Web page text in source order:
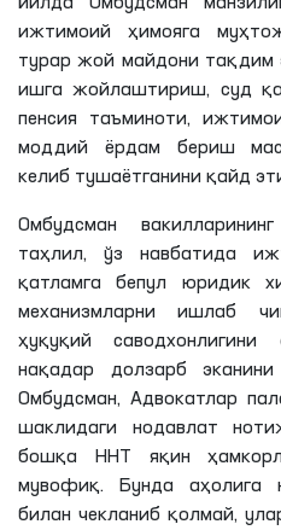
ижтимоий ҳимояга
турар жой майдони
ишга жойлаштириш, суд
пенсия таъминоти,
моддий ёрдам бериш
келиб тушаётганини қайд
Омбудсман
таҳлил, ўз навбатида
қатламга бепул юридик
механизмларни ишлаб
ҳуқуқий
нақадар долзарб
Омбудсман, Адвокатлар
шаклидаги нодавлат
бошқа ННТ яқин
мувофиқ. Бунда аҳолига
билан чекланиб қолмай,